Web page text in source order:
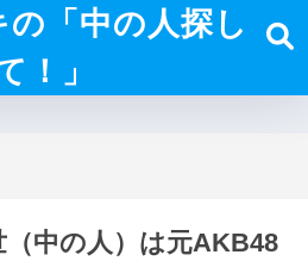
「中の人探し
！」
中の人）は元AKB48